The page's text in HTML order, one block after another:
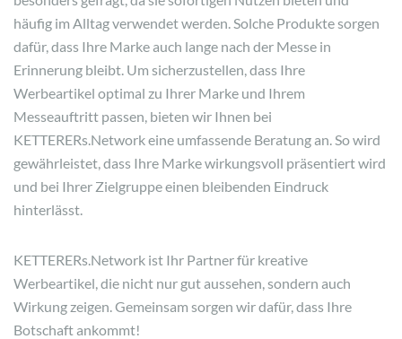
häufig im Alltag verwendet werden. Solche Produkte sorgen
dafür, dass Ihre Marke auch lange nach der Messe in
Erinnerung bleibt. Um sicherzustellen, dass Ihre
Werbeartikel optimal zu Ihrer Marke und Ihrem
Messeauftritt passen, bieten wir Ihnen bei
KETTERERs.Network eine umfassende Beratung an. So wird
gewährleistet, dass Ihre Marke wirkungsvoll präsentiert wird
und bei Ihrer Zielgruppe einen bleibenden Eindruck
hinterlässt.
KETTERERs.Network ist Ihr Partner für kreative
Werbeartikel, die nicht nur gut aussehen, sondern auch
Wirkung zeigen. Gemeinsam sorgen wir dafür, dass Ihre
Botschaft ankommt!